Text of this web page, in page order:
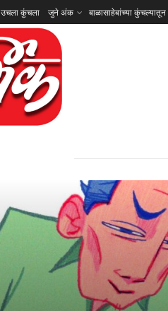
उचला कुंचला जुने अंक बाळासाहेबांच्या कुंचल्यातून